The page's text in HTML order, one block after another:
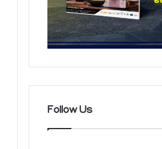
Follow Us